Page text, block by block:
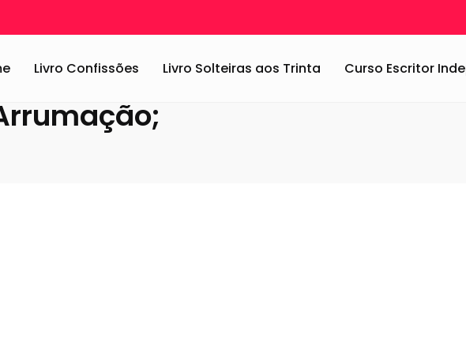
Livro Confissões Livro Solteiras aos Trinta Curso Escritor
da Arrumação;